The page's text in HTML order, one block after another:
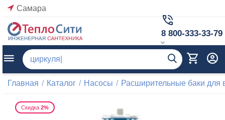
Самара
8 800-333-33-79
Главная / Каталог / Насосы / Расширительные баки для
Скидка 2%